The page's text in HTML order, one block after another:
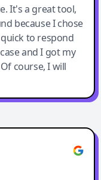
It's a great tool,
because I chose
to respond
and I got my
course, I will